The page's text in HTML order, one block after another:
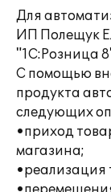
Для
ИП Полещук
"1С:Розница
С помощью
продукта
следующих
•приход
магазина;
•реализация